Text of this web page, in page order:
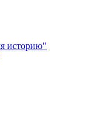
историю"